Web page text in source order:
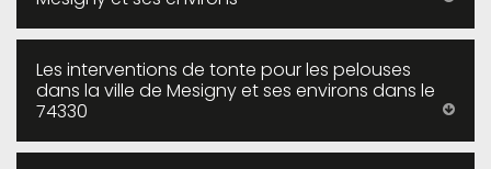
Les interventions de tonte pour les pelouses
dans la ville de Mesigny et ses environs dans le
74330